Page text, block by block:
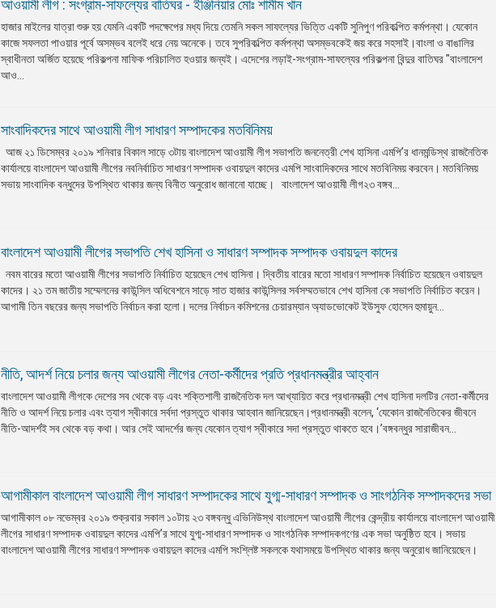
আওয়ামী লীগ : সংগ্রাম-সাফল্যের বাতিঘর - ইঞ্জিনিয়ার মোঃ শামীম খান
হাজার মাইলের যাত্রা শুরু হয় যেমনি একটি পদক্ষেপের মধ্য দিয়ে তেমনি সকল সাফল্যের ভিত্তি একটি সুনিপুণ পরিকল্পিত কর্মপন্থা। যেকোন
কাজে সফলতা পাওয়ার পূর্বে অসম্ভব বলেই ধরে নেয় অনেকে। তবে সুপরিকল্পিত কর্মপন্থা অসম্ভবকেই জয় করে সহসাই।বাংলা ও বাঙালির
স্বাধীনতা অর্জিত হয়েছে পরিকল্পনা মাফিক পরিচালিত হওয়ার জন্যই। এদেশের লড়াই-সংগ্রাম-সাফল্যের পরিকল্পনা বিন্দুর বাতিঘর "বাংলাদেশ
আও...
সাংবাদিকদের সাথে আওয়ামী লীগ সাধারণ সম্পাদকের মতবিনিময়
আজ ২১ ডিসেম্বর ২০১৯ শনিবার বিকাল সাড়ে ৩টায় বাংলাদেশ আওয়ামী লীগ সভাপতি জননেত্রী শেখ হাসিনা এমপি’র ধানমন্ডিস্থ রাজনৈতিক
কার্যালয়ে বাংলাদেশ আওয়ামী লীগের নবনির্বাচিত সাধারণ সম্পাদক ওবায়দুল কাদের এমপি সাংবাদিকদের সাথে মতবিনিময় করবেন। মতবিনিময়
সভায় সাংবাদিক বন্ধুদের উপস্থিত থাকার জন্য বিনীত অনুরোধ জানানো যাচ্ছে। বাংলাদেশ আওয়ামী লীগ২৩ বঙ্গব...
বাংলাদেশ আওয়ামী লীগের সভাপতি শেখ হাসিনা ও সাধারণ সম্পাদক সম্পাদক ওবায়দুল কাদের
নবম বারের মতো আওয়ামী লীগের সভাপতি নির্বাচিত হয়েছেন শেখ হাসিনা। দ্বিতীয় বারের মতো সাধারণ সম্পাদক নির্বাচিত হয়েছেন ওবায়দুল
কাদের। ২১ তম জাতীয় সম্মেলনের কাউন্সিল অধিবেশনে সাড়ে সাত হাজার কাউন্সিলর সর্বসম্মতভাবে শেখ হাসিনা কে সভাপতি নির্বাচিত করেন।
আগামী তিন বছরের জন্য সভাপতি নির্বাচন করা হলো। দলের নির্বাচন কমিশনের চেয়ারম্যান অ্যাডভোকেট ইউসুফ হোসেন হুমায়ুন...
নীতি, আদর্শ নিয়ে চলার জন্য আওয়ামী লীগের নেতা-কর্মীদের প্রতি প্রধানমন্ত্রীর আহ্বান
বাংলাদেশ আওয়ামী লীগকে দেশের সব থেকে বড় এবং শক্তিশালী রাজনৈতিক দল আখ্যায়িত করে প্রধানমন্ত্রী শেখ হাসিনা দলটির নেতা-কর্মীদের
নীতি ও আদর্শ নিয়ে চলার এবং ত্যাগ স্বীকারে সর্বদা প্রস্তুত থাকার আহবান জানিয়েছেন।প্রধানমন্ত্রী বলেন, ‘যেকোন রাজনৈতিকের জীবনে
নীতি-আদর্শই সব থেকে বড় কথা। আর সেই আদর্শের জন্য যেকোন ত্যাগ স্বীকারে সদা প্রস্তুত থাকতে হবে।’বঙ্গবন্ধুর সারাজীবন...
আগামীকাল বাংলাদেশ আওয়ামী লীগ সাধারণ সম্পাদকের সাথে যুগ্ম-সাধারণ সম্পাদক ও সাংগঠনিক সম্পাদকদের সভা
আগামীকাল ০৮ নভেম্বর ২০১৯ শুক্রবার সকাল ১০টায় ২৩ বঙ্গবন্ধু এভিনিউস্থ বাংলাদেশ আওয়ামী লীগের কেন্দ্রীয় কার্যালয়ে বাংলাদেশ আওয়ামী
লীগের সাধারণ সম্পাদক ওবায়দুল কাদের এমপি’র সাথে যুগ্ম-সাধারণ সম্পাদক ও সাংগঠনিক সম্পাদকগণের এক সভা অনুষ্ঠিত হবে। সভায়
বাংলাদেশ আওয়ামী লীগের সাধারণ সম্পাদক ওবায়দুল কাদের এমপি সংশ্লিষ্ট সকলকে যথাসময়ে উপস্থিত থাকার জন্য অনুরোধ জানিয়েছেন।